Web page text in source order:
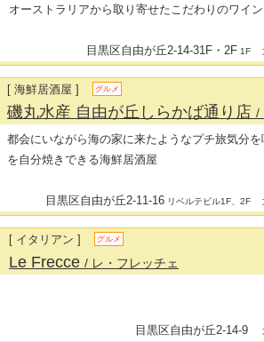
オーストラリアから取り寄せたこだわりのワイ
目黒区自由が丘2-14-31F・2F 1F
[ 海鮮居酒屋 ] グルメ
磯丸水産 自由が丘しらかば通り店/
都会にいながら海の家に来たようなプチ旅気分
を自分焼きできる海鮮居酒屋
目黒区自由が丘2-11-16 リベルテビル1F、2F
[ イタリアン ] グルメ
Le Frecce/ レ・フレッチェ
目黒区自由が丘2-14-9